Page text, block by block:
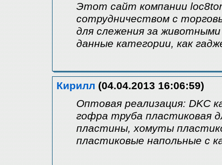
Этот сайт компании
сотрудничеством с
для слежения за
данные категории, как
Кирилл (04.04.2013 16:06:59)
Оптовая реализация: DKC
гофра труба пластиковая
пластины, хомуты
пластиковые напольные с